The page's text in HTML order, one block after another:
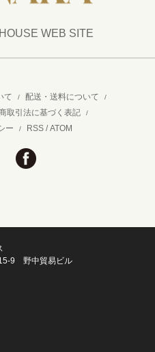
WEB SITE
て / 配送・送料について /
取引法に基づく表記 /
ー / RSS /ATOM
9 野中貿易ビル